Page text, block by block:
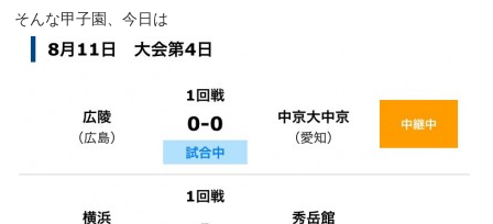
そんな甲子園、今日は